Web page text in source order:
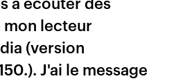
mon lecteur
(version
J'ai le message